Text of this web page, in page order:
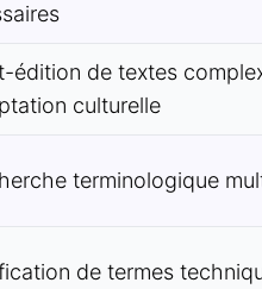
édition de textes
culturelle
terminologique
de termes